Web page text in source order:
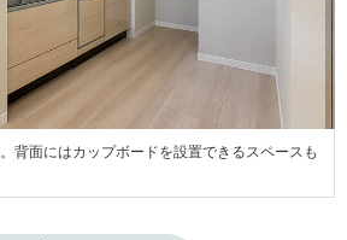
背面にはカップボードを設置できるスペースも